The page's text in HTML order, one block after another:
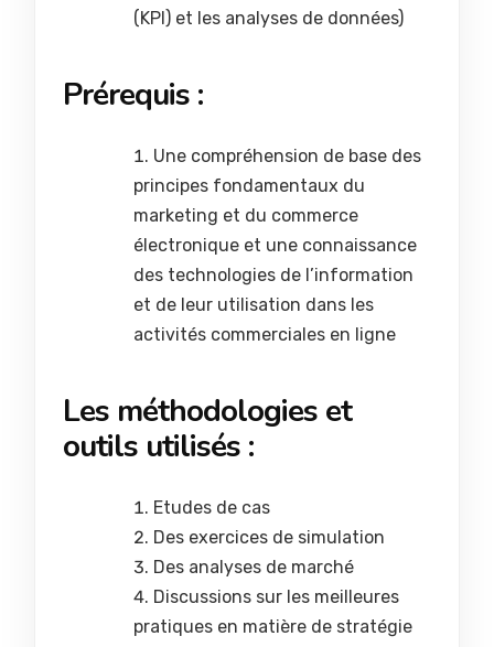
(KPI) et les analyses de données)
Prérequis :
Une compréhension de base des
principes fondamentaux du
marketing et du commerce
électronique et une connaissance
des technologies de l’information
et de leur utilisation dans les
activités commerciales en ligne
Les méthodologies et
outils utilisés :
Etudes de cas
Des exercices de simulation
Des analyses de marché
Discussions sur les meilleures
pratiques en matière de stratégie